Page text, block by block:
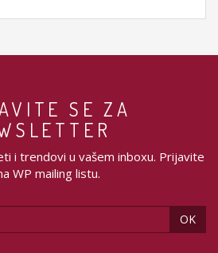
SE ZA
i trendovi u vašem inboxu. Prijavite
WP mailing listu.
OK